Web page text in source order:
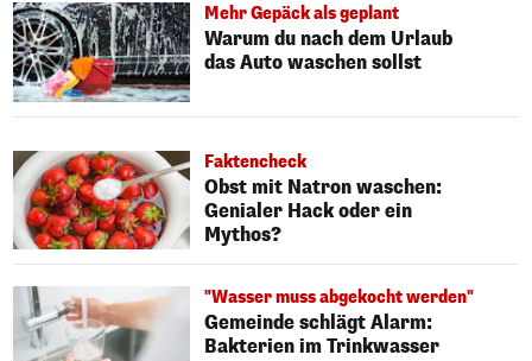
Mehr Gepäck als geplant
Warum du nach dem Urlaub
das Auto waschen sollst
Faktencheck
Obst mit Natron waschen:
Genialer Hack oder ein
Mythos?
"Wasser muss abgekocht werden"
Gemeinde schlägt Alarm:
Bakterien im Trinkwasser